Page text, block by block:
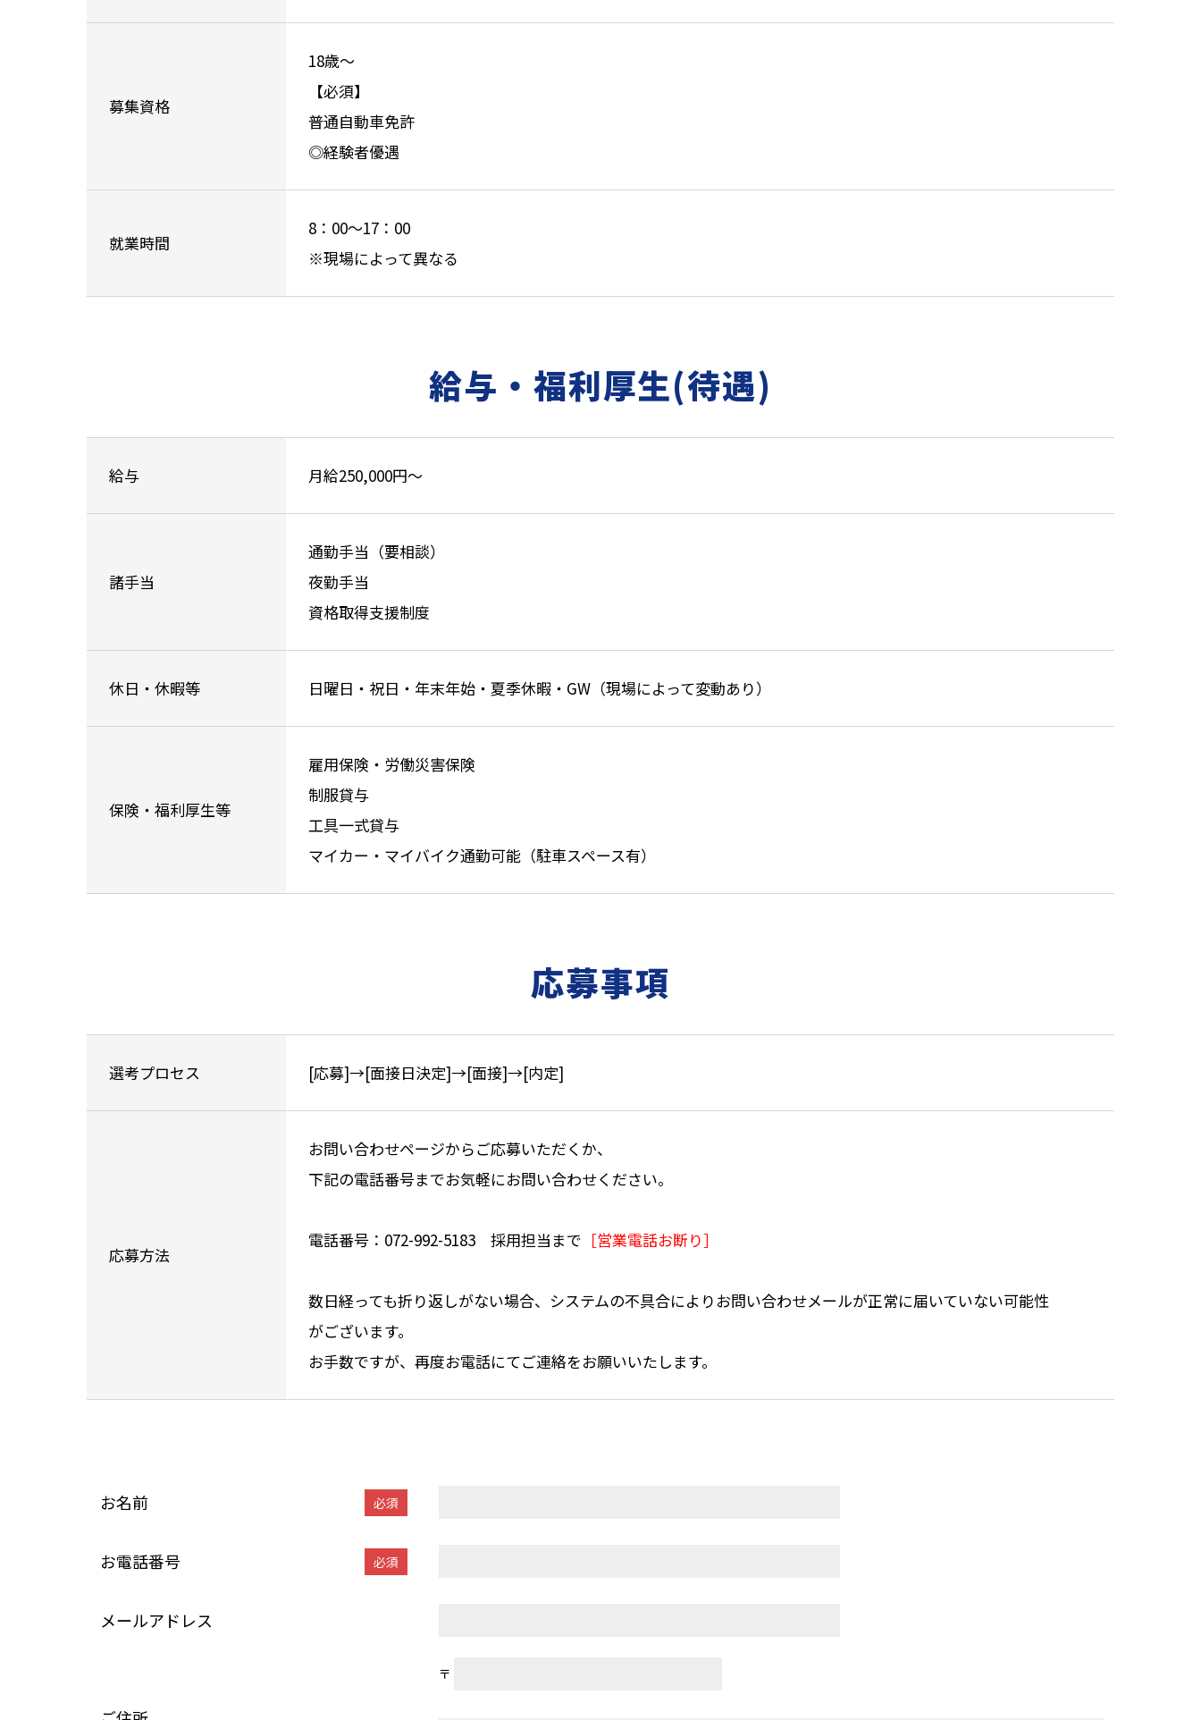
募集資格
18歳～
【必須】
普通自動車免許
◎経験者優遇
就業時間
8：00～17：00
※現場によって異なる
給与・福利厚生(待遇)
給与 月給250,000円～
諸手当
通勤手当（要相談）
夜勤手当
資格取得支援制度
休日・休暇等 日曜日・祝日・年末年始・夏季休暇・GW（現場によって変動あり）
保険・福利厚生等
雇用保険・労働災害保険
制服貸与
工具一式貸与
マイカー・マイバイク通勤可能（駐車スペース有）
応募事項
選考プロセス [応募]→[面接日決定]→[面接]→[内定]
応募方法
お問い合わせページからご応募いただくか、
下記の電話番号までお気軽にお問い合わせください。
電話番号： 072-992-5183採用担当まで ［営業電話お断り］
数日経っても折り返しがない場合、システムの不具合によりお問い合わせメールが正常に届いていない可能性
がございます。
お手数ですが、再度お電話にてご連絡をお願いいたします。
お名前 必須
お電話番号 必須
メールアドレス
〒